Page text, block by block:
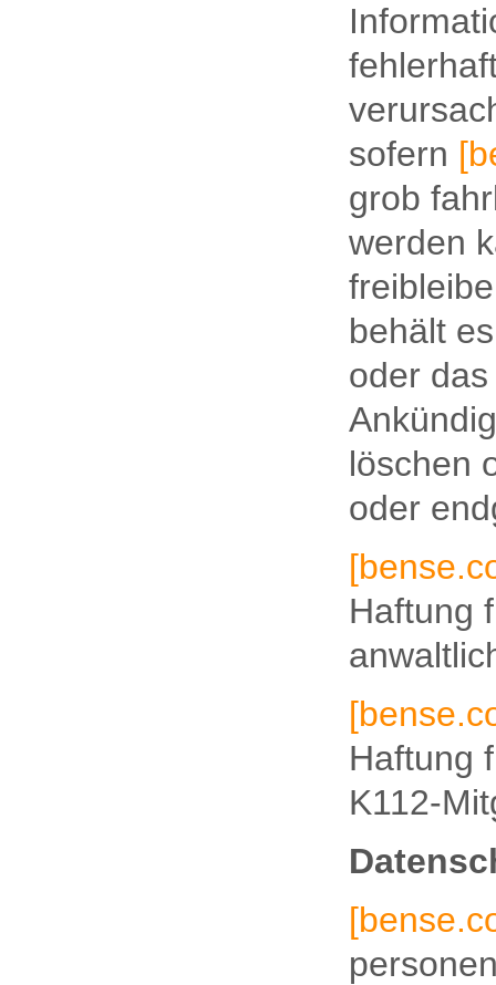
sofern
grob
werden
behält
oder
löschen
oder
Haftung
Haftung
K112-